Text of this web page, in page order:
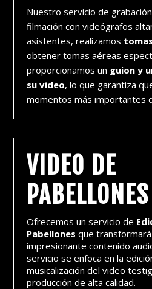
Nuestro servicio de
filmación con videógrafos
asistentes, realizamos
obtener tomas aéreas
proporcionamos un guion y
su video, lo que garantiza
momentos más importantes
VIDEO DE
PABELLONES
Ofrecemos un servicio de
Pabellones que
impresionante contenido
servicio se enfoca en la
musicalización del video
producción de alta calidad.